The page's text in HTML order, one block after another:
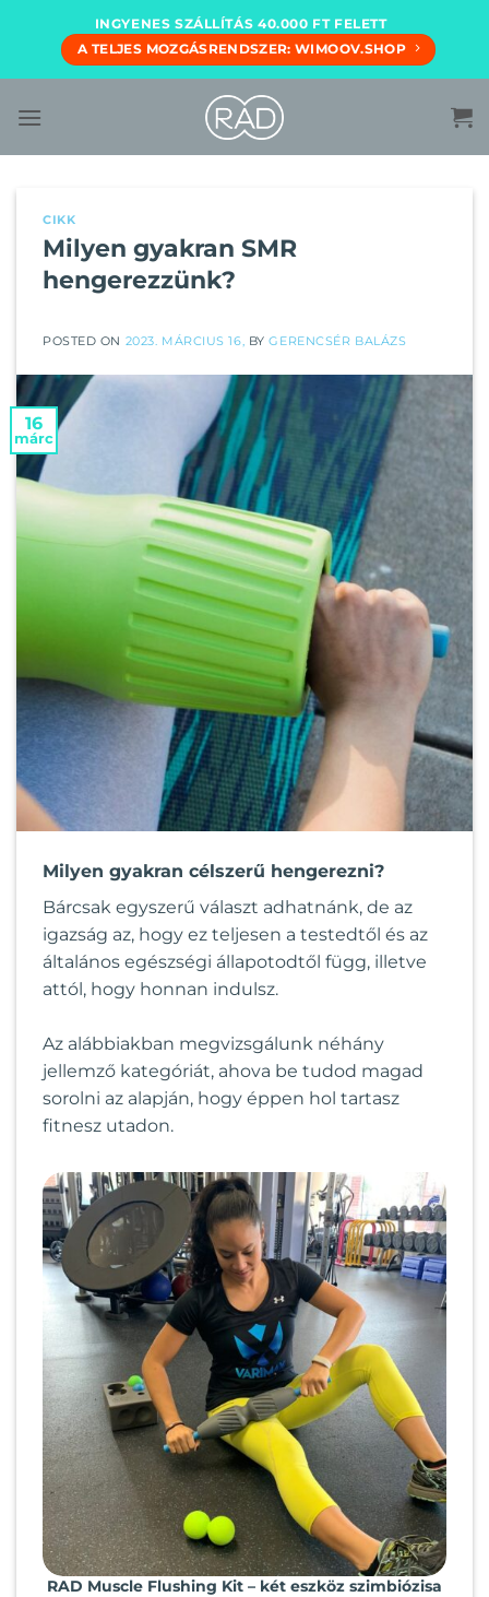
content
INGYENES SZÁLLÍTÁS 40.000 FT FELETT
A TELJES MOZGÁSRENDSZER: WIMOOV.SHOP
CIKK
Milyen gyakran SMR
hengerezzünk?
POSTED ON 2023. MÁRCIUS 16, BYGERENCSÉR BALÁZS
16
márc
Milyen gyakran célszerű hengerezni?
Bárcsak egyszerű választ adhatnánk, de az
igazság az, hogy ez teljesen a testedtől és az
általános egészségi állapotodtől függ, illetve
attól, hogy honnan indulsz.
Az alábbiakban megvizsgálunk néhány
jellemző kategóriát, ahova be tudod magad
sorolni az alapján, hogy éppen hol tartasz
fitnesz utadon.
RAD Muscle Flushing Kit – két eszköz szimbiózisa